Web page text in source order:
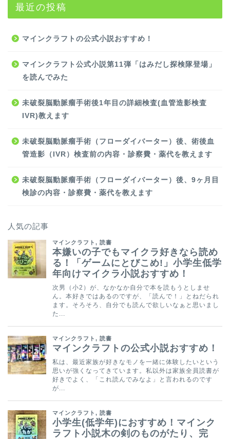
最近の投稿
マインクラフトの公式小説おすすめ！
マインクラフト公式小説第11弾「はみだし探検隊登場」
を読んでみた
未破裂脳動脈瘤手術後1年目の詳細検査(血管造影検査
IVR)教えます
未破裂脳動脈瘤手術（フローダイバーター）後、術後血
管造影（IVR）検査前の内容・診察費・薬代を教えます
未破裂脳動脈瘤手術（フローダイバーター）後、9ヶ月目
検診の内容・診察費・薬代を教えます
人気の記事